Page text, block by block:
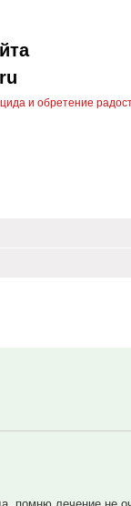
и обретение